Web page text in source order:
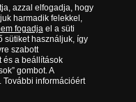
azzal elfogadja, hogy
harmadik felekkel,
fogadjael a süti
sütiket használjuk, így
szabott
és a beállítások
gombot. A
információért